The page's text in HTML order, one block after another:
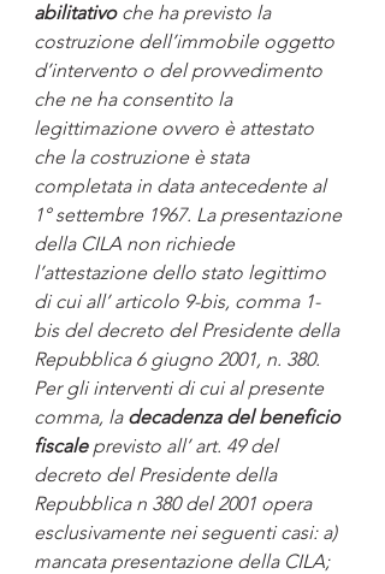
abilitativo che ha previsto la
costruzione dell’immobile oggetto
d’intervento o del provvedimento
che ne ha consentito la
legittimazione ovvero è attestato
che la costruzione è stata
completata in data antecedente al
1° settembre 1967. La presentazione
della CILA non richiede
l’attestazione dello stato legittimo
di cui all’ articolo 9-bis, comma 1-
bis del decreto del Presidente della
Repubblica 6 giugno 2001, n. 380.
Per gli interventi di cui al presente
comma, la decadenza del beneficio
fiscale previsto all’ art. 49 del
decreto del Presidente della
Repubblica n 380 del 2001 opera
esclusivamente nei seguenti casi: a)
mancata presentazione della CILA;